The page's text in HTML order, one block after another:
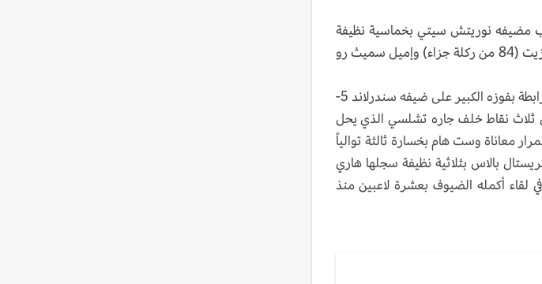
مضيفه نوريتش سيتي بخماسية نظيفة
سجلها بوكايو ساكا (6 و67) والاسكتلندي كيران تييرني (44) والفرنسي ألكسندر لاكازيت (84 من ركلة جزاء) وإميل سميث رو
ورفع فريق المدرب الإسباني ميكيل أرتيتا الذي تأهل الثلاثاء الى نصف نهائي كأس الرابطة بفوزه الكبير على ضيفه سندرلاند 5-
بفارق ثلاث نقاط خلف جاره تشلسي الذي يحل
معاناة وست هام بخسارة ثالثة توالياً
أيضاً كريستال بالاس بثلاثية نظيفة سجلها هاري
والبرازيلي لوكاس مورا (34) والكوري الجنوبي سون هيونغ-مين (74) في لقاء أكمله الضيوف بعشرة لاعبين منذ